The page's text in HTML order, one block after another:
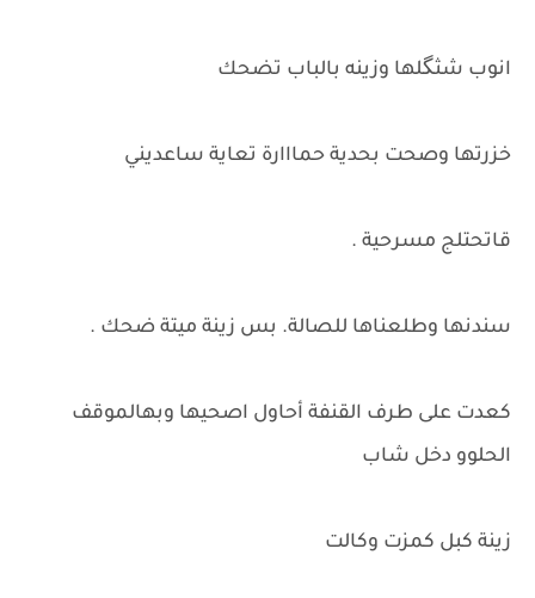
انوب شثگلها وزينه بالباب تضحك
خزرتها وصحت بحدية حمااارة تعاية ساعديني
قاتحتلج مسرحية .
سندنها وطلعناها للصالة. بس زينة ميتة ضحك .
كعدت على طرف القنفة أحاول اصحيها وبهالموقف
الحلوو دخل شاب
زينة كبل كمزت وكالت